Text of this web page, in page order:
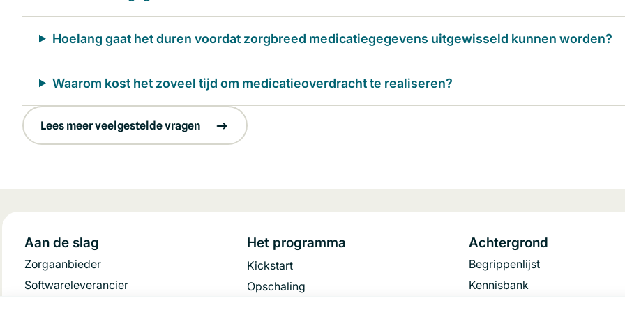
Hoelang gaat het duren voordat zorgbreed medicatiegegevens uitgewisseld kunnen worden?
Waarom kost het zoveel tijd om medicatieoverdracht te realiseren?
Lees meer veelgestelde vragen
Aan de slag
Zorgaanbieder
Softwareleverancier
Het programma
Kickstart
Opschaling
Achtergrond
Begrippenlijst
Kennisbank